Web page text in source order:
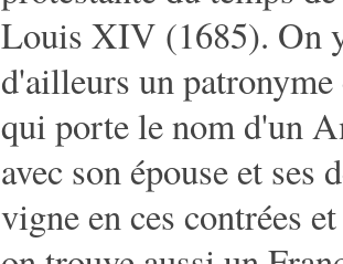
Louis XIV (1685). On
d'ailleurs un
qui porte le nom d'un
avec son épouse et ses
vigne en ces contrées